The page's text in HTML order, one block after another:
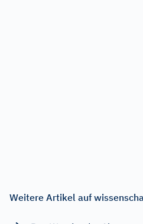
Weitere Artikel auf